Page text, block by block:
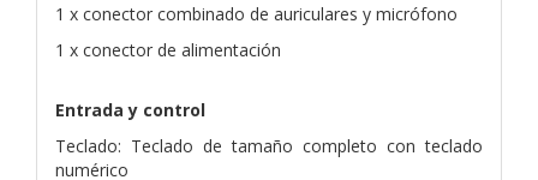
1 x conector combinado de auriculares y micrófono
1 x conector de alimentación
Entrada y control
Teclado: Teclado de tamaño completo con teclado
numérico